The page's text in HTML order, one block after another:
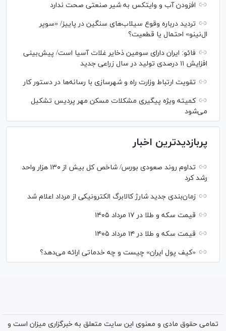
افزودن آب و وایتکس به شیر صنعتی صحت ندارد
تردید درباره وقوع سیلاب‌های سنگین در پاییز/ «سوپر
ال‌نینو» احتمال یا قطعیت؟
فائو: ایران دارای سومین ذخایر غلات آسیا است/ پیش‌بینی
افزایش ۱۱ درصدی تولید در سال زراعی جدید
تقویت ارتباط وزارت راه و شهرسازی با رسانه‌ها در دستور کار
کمیته ویژه پیگیری مشکلات مسکن مهر پردیس تشکیل
می‌شود
پربازدیدترین اخبار
تداوم روند صعودی بورس/ شاخص کل بیش از ۱۳۰ هزار واحد
رشد کرد
زمان‌بندی جدید شارژ کالابرگ الکترونیکی از مرداد اعلام شد
قیمت سکه و طلا در ۱۷ مرداد ۱۴۰۵
قیمت سکه و طلا در ۱۴ مرداد ۱۴۰۵
«کیف پول ایران» چیست و چه خدماتی ارائه می‌دهد؟
تمامی حقوق مادی و معنوی این سایت متعلق به خبرگزاری میزان است و